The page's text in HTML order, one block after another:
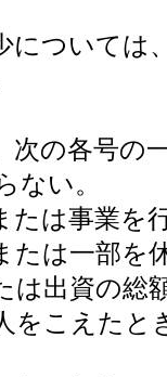
については
の各号の
ない。
たは事業
たは一部
は出資の
をこえたと